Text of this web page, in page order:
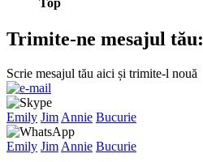
Top
Trimite-ne mesajul tău:
Scrie mesajul tău aici și trimite-l nouă
Emily Jim Annie Bucurie
Emily Jim Annie Bucurie